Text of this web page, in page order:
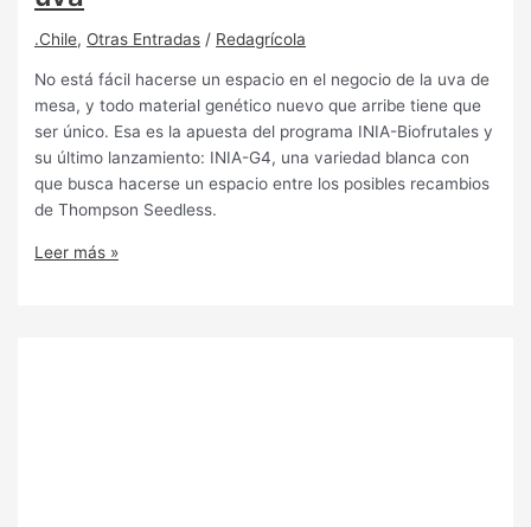
.Chile, Otras Entradas / Redagrícola
No está fácil hacerse un espacio en el negocio de la uva de
mesa, y todo material genético nuevo que arribe tiene que
ser único. Esa es la apuesta del programa INIA-Biofrutales y
su último lanzamiento: INIA-G4, una variedad blanca con
que busca hacerse un espacio entre los posibles recambios
de Thompson Seedless.
Leer más »